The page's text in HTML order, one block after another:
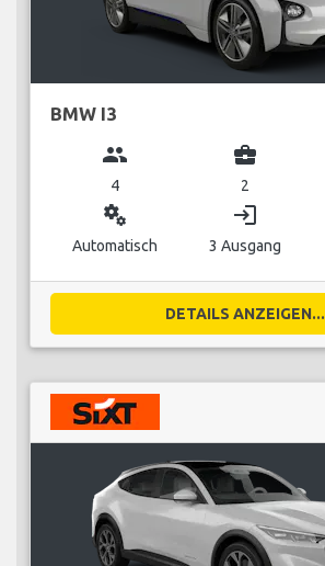
BMW I3
group
4
business_center
2
miscellaneous_services
Automatisch
login
3 Ausgang
DETAILS ANZEIGEN...